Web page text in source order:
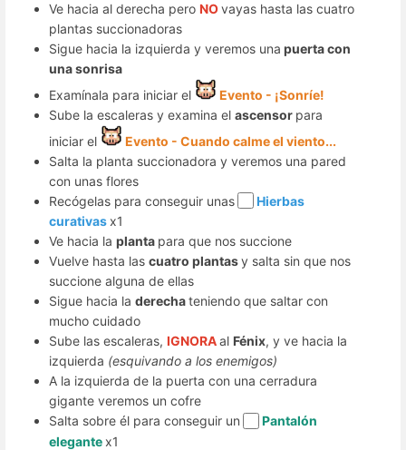
Ve hacia al derecha pero NOvayas hasta las cuatro
plantas succionadoras
Sigue hacia la izquierda y veremos una puerta con
una sonrisa
Examínala para iniciar el
Evento - ¡Sonríe!
Sube la escaleras y examina el ascensor para
iniciar el
Evento - Cuando calme el viento...
Salta la planta succionadora y veremos una pared
con unas flores
Recógelas para conseguir unas
Hierbas
curativasx1
Ve hacia la planta para que nos succione
Vuelve hasta las cuatro plantasy salta sin que nos
succione alguna de ellas
Sigue hacia la derechateniendo que saltar con
mucho cuidado
Sube las escaleras, IGNORAal Fénix, y ve hacia la
izquierda (esquivando a los enemigos)
A la izquierda de la puerta con una cerradura
gigante veremos un cofre
Salta sobre él para conseguir un
Pantalón
elegantex1